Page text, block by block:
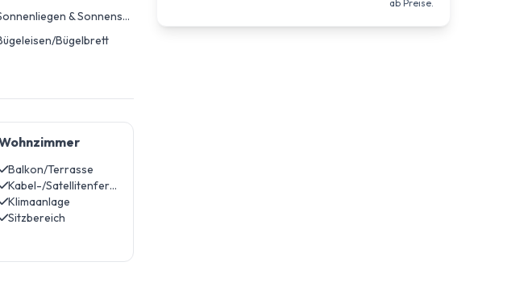
Sonnenliegen & Sonnenschirme
Bügelbrett
Balkon/Terrasse
Kabel-/Satellitenfernsehen
Klimaanlage
Sitzbereich
ab Preise.